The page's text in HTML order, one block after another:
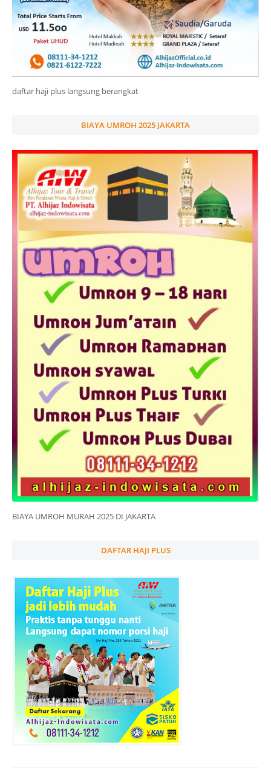
daftar haji plus langsung berangkat
BIAYA UMROH 2025 JAKARTA
BIAYA UMROH MURAH 2025 DI JAKARTA
DAFTAR HAJI PLUS